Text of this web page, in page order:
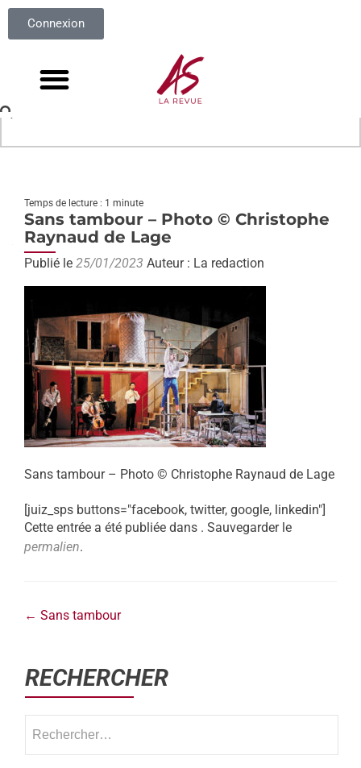
Connexion
Temps de lecture : 1 minute
Sans tambour – Photo © Christophe
Raynaud de Lage
Publié le 25/01/2023 Auteur : La redaction
Sans tambour – Photo © Christophe Raynaud de Lage
[juiz_sps buttons="facebook, twitter, google, linkedin"]
Cette entrée a été publiée dans . Sauvegarder le
permalien.
← Sans tambour
RECHERCHER